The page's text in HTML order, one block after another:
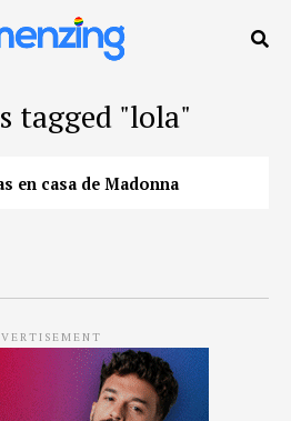
tagged "lola"
en casa de Madonna